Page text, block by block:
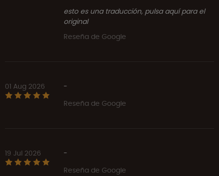
esto es una traducción, pulsa aquí para el
original
Reseña de Google
01 Aug 2026
-
Reseña de Google
19 Jul 2026
-
Reseña de Google